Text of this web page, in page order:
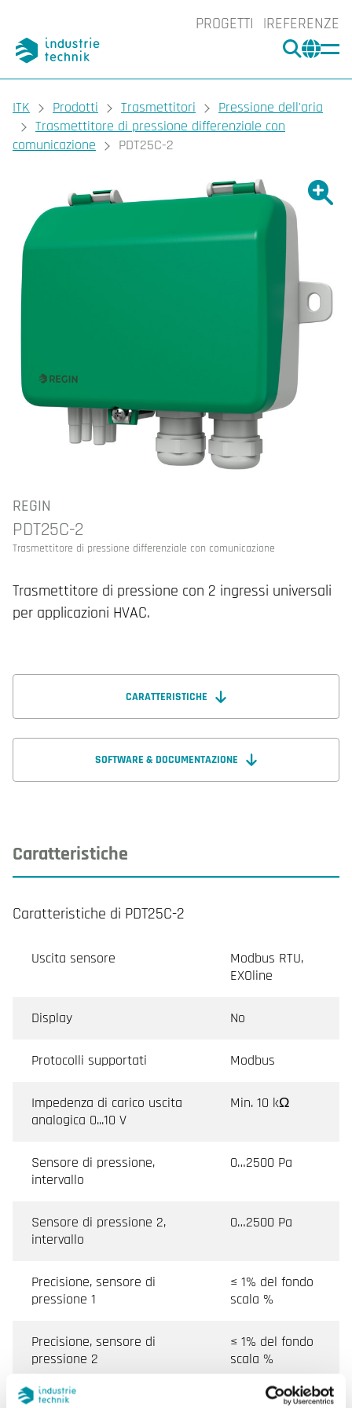
PROGETTI REFERENZE
CERCA
You are here:
ITK Prodotti Trasmettitori
Pressione dell'aria
Trasmettitore di pressione differenziale con
comunicazione
PDT25C-2
REGIN
PDT25C-2
Trasmettitore di pressione differenziale con comunicazione
Trasmettitore di pressione con 2 ingressi universali
per applicazioni HVAC.
CARATTERISTICHE
SOFTWARE & DOCUMENTAZIONE
Caratteristiche
Caratteristiche di PDT25C-2
Uscita sensore
Modbus RTU,
EXOline
Display No
Protocolli supportati Modbus
Impedenza di carico uscita
analogica 0...10 V
Min. 10 kΩ
Sensore di pressione,
intervallo
0…2500 Pa
Sensore di pressione 2,
intervallo
0…2500 Pa
Precisione, sensore di
pressione 1
≤ 1% del fondo
scala %
Precisione, sensore di
pressione 2
≤ 1% del fondo
scala %
Diff. max consentito 50 kPa